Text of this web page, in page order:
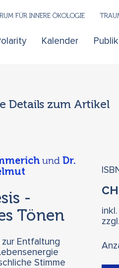
Kalender
FÜR INNERE ÖKOLOGIE
Details zum Artikel
und Dr.
-
Tönen
Entfaltung
Stimme